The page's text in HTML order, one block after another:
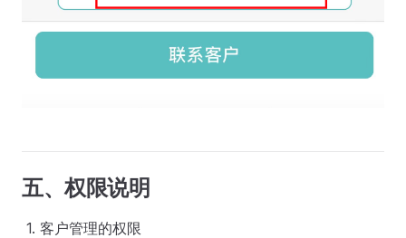
五、权限说明
客户管理的权限